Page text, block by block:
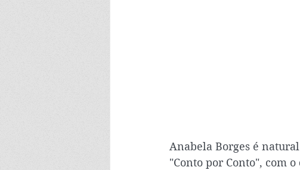
Anabela Borges é
"Conto por Conto", com